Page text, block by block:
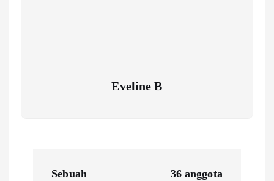
Eveline B
Sebuah
36 anggota